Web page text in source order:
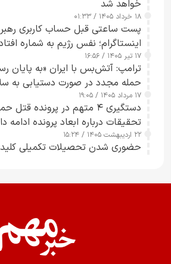
خواهد شد
۱۸ خرداد ۱۴۰۵ / ۰۱:۳۳
پست ساعتی قبل حساب کاربری رهبر
اینستاگرام؛ نفس رژیم به شماره
۱۷ تیر ۱۴۰۵ / ۱۶:۵۶
ترامپ: آتش‌بس با ایران «به پایان
حمله مجدد در صورت دستیابی به
۱۷ مرداد ۱۴۰۵ / ۱۹:۰۵
دستگیری ۴ متهم در پرونده
تحقیقات درباره ابعاد پرونده ادامه
۲۲ اردیبهشت ۱۴۰۵ / ۱۵:۲۴
حضوری شدن تحصیلات تکمیلی